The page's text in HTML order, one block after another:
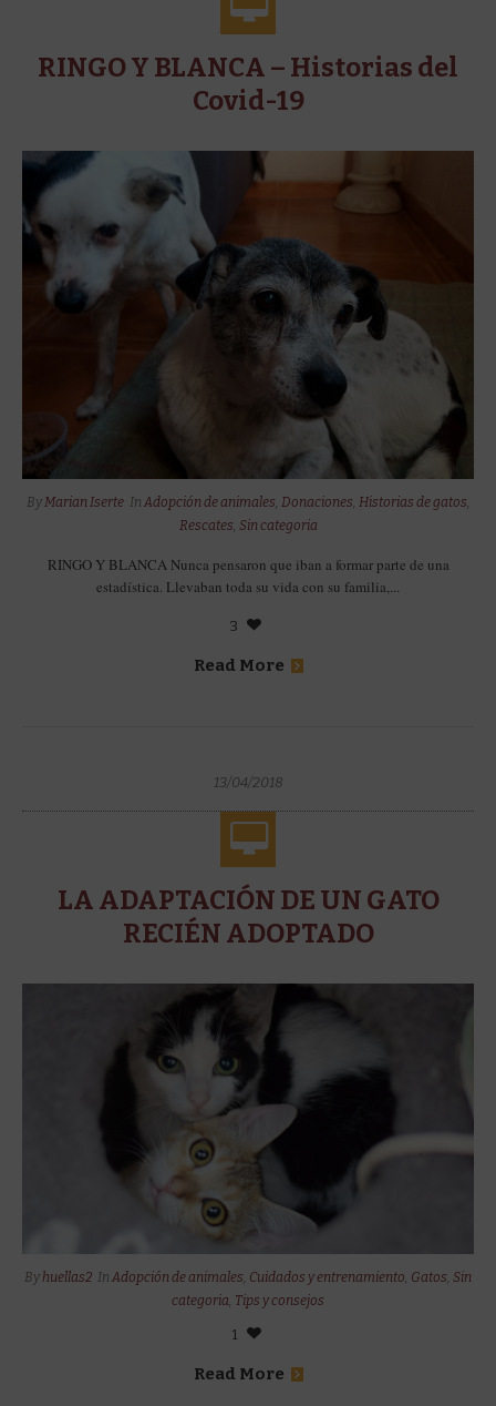
RINGO Y BLANCA – Historias del
Covid-19
ByMarian Iserte In Adopción de animales, Donaciones, Historias de gatos,
Rescates, Sin categoria
RINGO Y BLANCA Nunca pensaron que iban a formar parte de una
estadística. Llevaban toda su vida con su familia,...
3
Read More
13/04/2018
LA ADAPTACIÓN DE UN GATO
RECIÉN ADOPTADO
By huellas2 In Adopción de animales, Cuidados y entrenamiento, Gatos, Sin
categoria, Tips y consejos
1
Read More